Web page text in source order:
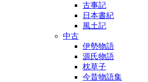
古事記
日本書紀
風土記
中古
伊勢物語
源氏物語
枕草子
今昔物語集